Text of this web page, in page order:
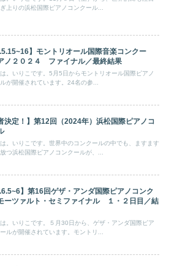
上りの浜松国際ピアノコンクール...
】モントリオール国際音楽コンクー
２０２４ ファイナル／最終結果
は。いりこです。5月5日からモントリオール国際ピアノ
が開催されています。24名の参...
決定！】第12回（2024年）浜松国際ピアノコ
は。いりこです。世界中のコンクールの中でも、ますます
つ浜松国際ピアノコンクールが、...
】第16回ゲザ・アンダ国際ピアノコンク
ツァルト・セミファイナル １・２日目／結
は。いりこです。５月30日から、ゲザ・アンダ国際ピア
ルが開催されています。モントリ...